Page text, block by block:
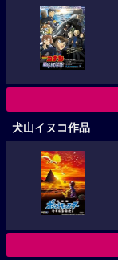
犬山イヌコ作品